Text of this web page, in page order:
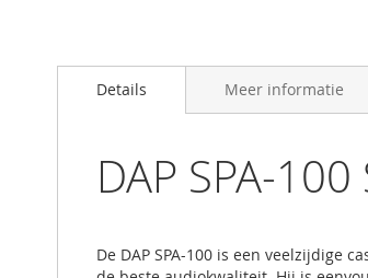
to
Details
DAP SPA-
De DAP SPA-100 is een veelzijdige
Meer informatie